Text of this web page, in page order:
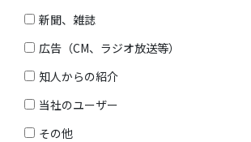
新聞、雑誌
広告（CM、ラジオ放送等）
知人からの紹介
当社のユーザー
その他